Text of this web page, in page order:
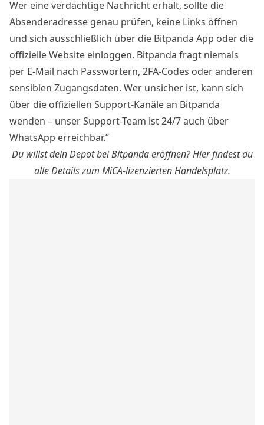
Wer eine verdächtige Nachricht erhält, sollte die
Absenderadresse genau prüfen, keine Links öffnen
und sich ausschließlich über die Bitpanda App oder die
offizielle Website einloggen. Bitpanda fragt niemals
per E-Mail nach Passwörtern, 2FA-Codes oder anderen
sensiblen Zugangsdaten. Wer unsicher ist, kann sich
über die offiziellen Support-Kanäle an Bitpanda
wenden – unser Support-Team ist 24/7 auch über
WhatsApp erreichbar.”
Du willst dein Depot bei Bitpanda eröffnen?Hier findest du
alle Details zum MiCA-lizenzierten Handelsplatz.